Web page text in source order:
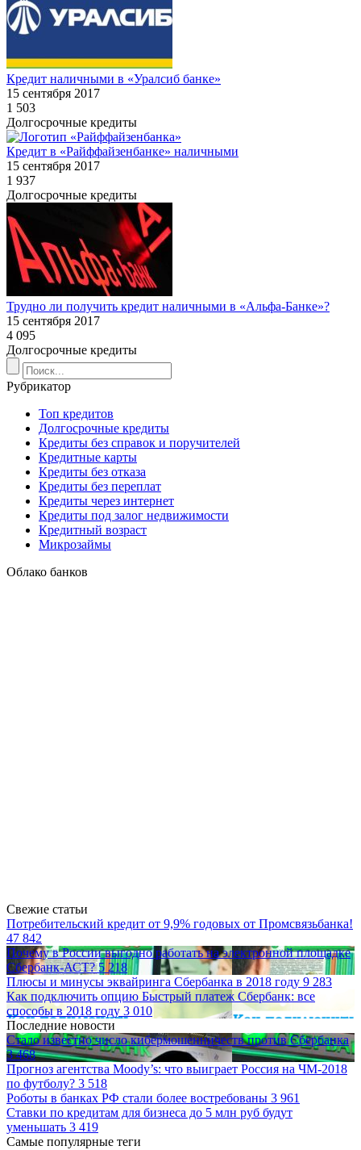
Кредит наличными в «Уралсиб банке»
15 сентября 2017
1 503
Долгосрочные кредиты
Кредит в «Райффайзенбанке» наличными
15 сентября 2017
1 937
Долгосрочные кредиты
Трудно ли получить кредит наличными в «Альфа-Банке»?
15 сентября 2017
4 095
Долгосрочные кредиты
Рубрикатор
Топ кредитов
Долгосрочные кредиты
Кредиты без справок и поручителей
Кредитные карты
Кредиты без отказа
Кредиты без переплат
Кредиты через интернет
Кредиты под залог недвижимости
Кредитный возраст
Микрозаймы
Облако банков
Свежие статьи
Потребительский кредит от 9,9% годовых от Промсвязьбанка!
47 842
Почему в России выгодно работать на электронной площадке
Сбербанк-АСТ?5 218
Плюсы и минусы эквайринга Сбербанка в 2018 году 9 283
Как подключить опцию Быстрый платеж Сбербанк: все
способы в 2018 году 3 010
Последние новости
Стало известно число кибермошенничеств против Сбербанка
3 468
Прогноз агентства Moody’s: что выиграет Россия на ЧМ-2018
по футболу? 3 518
Роботы в банках РФ стали более востребованы 3 961
Ставки по кредитам для бизнеса до 5 млн руб будут
уменьшать 3 419
Самые популярные теги